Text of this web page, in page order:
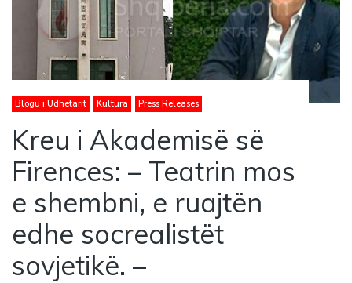
Blogu i Udhëtarit Kultura Press Releases
Kreu i Akademisë së
Firences: – Teatrin mos
e shembni, e ruajtën
edhe socrealistët
sovjetikë. –